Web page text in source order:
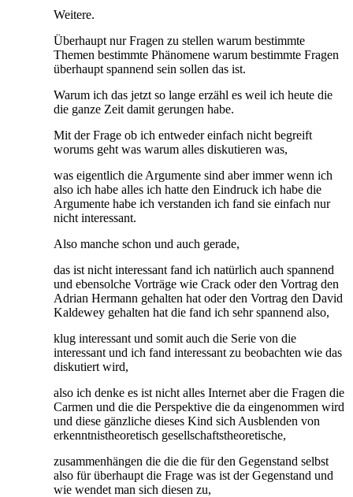
Weitere.
Überhaupt nur Fragen zu stellen warum bestimmte
Themen bestimmte Phänomene warum bestimmte Fragen
überhaupt spannend sein sollen das ist.
Warum ich das jetzt so lange erzähl es weil ich heute die
die ganze Zeit damit gerungen habe.
Mit der Frage ob ich entweder einfach nicht begreift
worums geht was warum alles diskutieren was,
was eigentlich die Argumente sind aber immer wenn ich
also ich habe alles ich hatte den Eindruck ich habe die
Argumente habe ich verstanden ich fand sie einfach nur
nicht interessant.
Also manche schon und auch gerade,
das ist nicht interessant fand ich natürlich auch spannend
und ebensolche Vorträge wie Crack oder den Vortrag den
Adrian Hermann gehalten hat oder den Vortrag den David
Kaldewey gehalten hat die fand ich sehr spannend also,
klug interessant und somit auch die Serie von die
interessant und ich fand interessant zu beobachten wie das
diskutiert wird,
also ich denke es ist nicht alles Internet aber die Fragen die
Carmen und die die Perspektive die da eingenommen wird
und diese gänzliche dieses Kind sich Ausblenden von
erkenntnistheoretisch gesellschaftstheoretische,
zusammenhängen die die die für den Gegenstand selbst
also für überhaupt die Frage was ist der Gegenstand und
wie wendet man sich diesen zu,